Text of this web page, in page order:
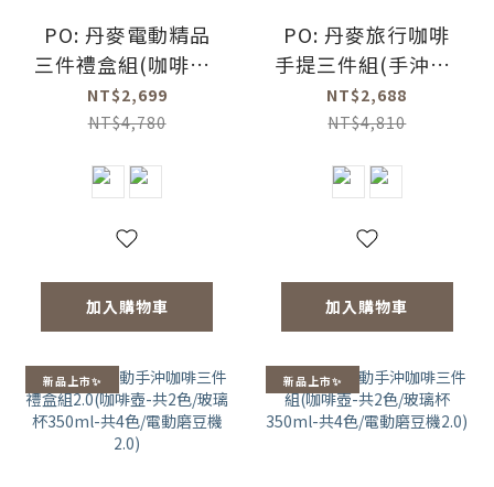
PO: 丹麥電動精品
三件禮盒組(咖啡壺-
共2色/玻璃杯
350ml-共4色/電動
NT$2,699
NT$4,780
加入購物車
PO: 丹麥旅行咖啡
手提三件組(手沖壺-
共2色/電動磨豆機
2.0/玻璃杯350ml-
NT$2,688
NT$4,810
加入購物車
新品上市✨ 新品上市✨